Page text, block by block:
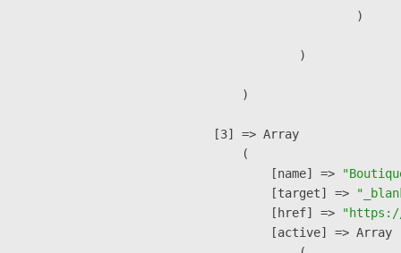
                        )
                )
        )
    [3] => Array
        (
            [name] =>
            [target] =>
            [href] =>
"https://
            [active] => Array